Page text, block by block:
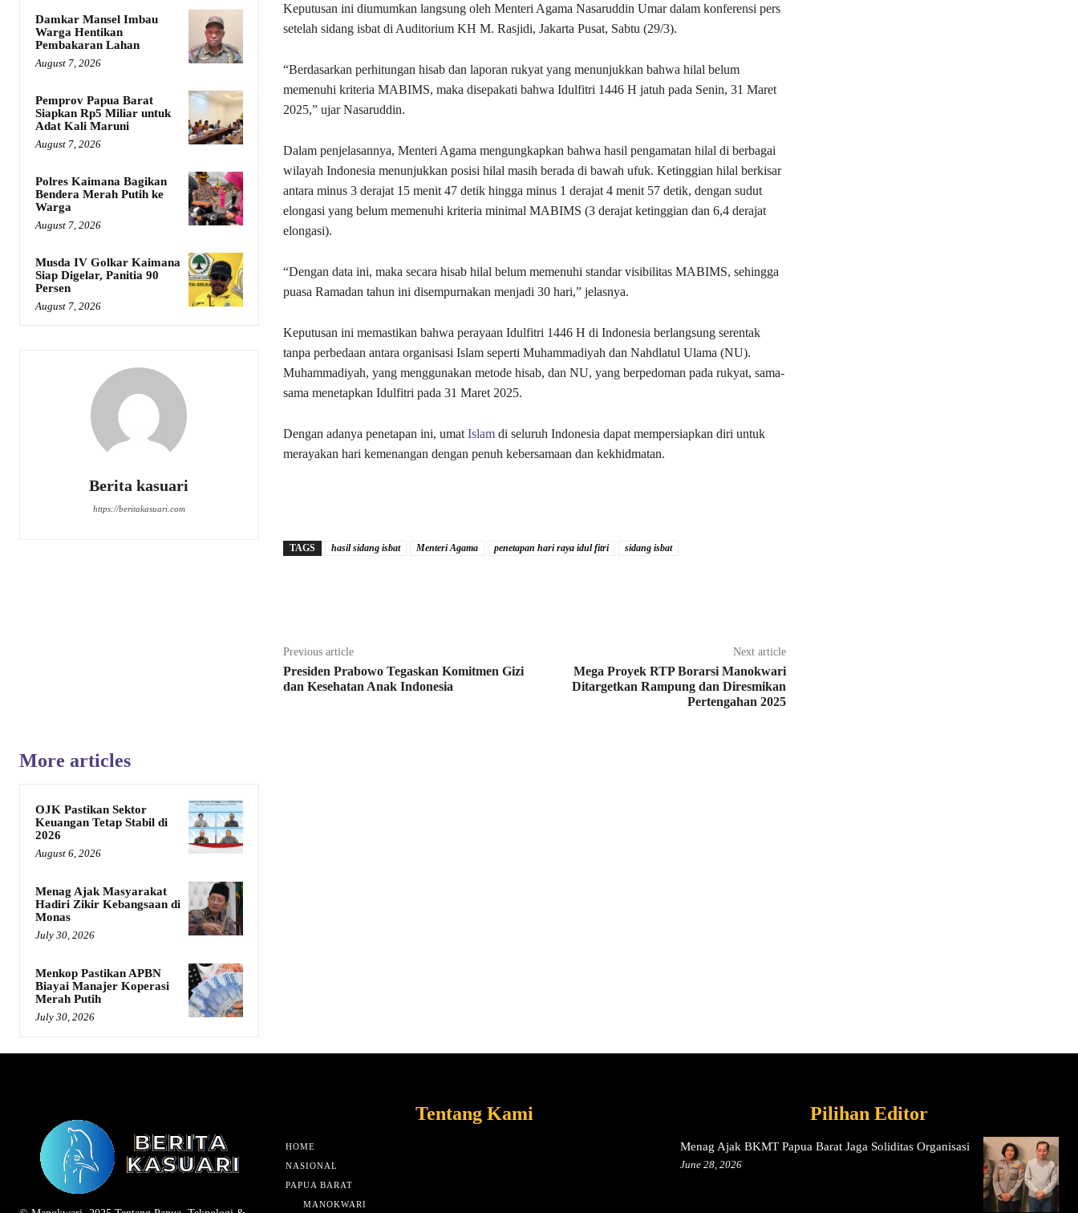
Damkar Mansel Imbau
Warga Hentikan
Pembakaran Lahan
August 7, 2026
Pemprov Papua Barat
Siapkan Rp5 Miliar untuk
Adat Kali Maruni
August 7, 2026
Polres Kaimana Bagikan
Bendera Merah Putih ke
Warga
August 7, 2026
Musda IV Golkar Kaimana
Siap Digelar, Panitia 90
Persen
August 7, 2026
Berita kasuari
https://beritakasuari.com
Keputusan ini diumumkan langsung oleh Menteri Agama Nasaruddin Umar dalam konferensi pers
setelah sidang isbat di Auditorium KH M. Rasjidi, Jakarta Pusat, Sabtu (29/3).
“Berdasarkan perhitungan hisab dan laporan rukyat yang menunjukkan bahwa hilal belum
memenuhi kriteria MABIMS, maka disepakati bahwa Idulfitri 1446 H jatuh pada Senin, 31 Maret
2025,” ujar Nasaruddin.
Dalam penjelasannya, Menteri Agama mengungkapkan bahwa hasil pengamatan hilal di berbagai
wilayah Indonesia menunjukkan posisi hilal masih berada di bawah ufuk. Ketinggian hilal berkisar
antara minus 3 derajat 15 menit 47 detik hingga minus 1 derajat 4 menit 57 detik, dengan sudut
elongasi yang belum memenuhi kriteria minimal MABIMS (3 derajat ketinggian dan 6,4 derajat
elongasi).
“Dengan data ini, maka secara hisab hilal belum memenuhi standar visibilitas MABIMS, sehingga
puasa Ramadan tahun ini disempurnakan menjadi 30 hari,” jelasnya.
Keputusan ini memastikan bahwa perayaan Idulfitri 1446 H di Indonesia berlangsung serentak
tanpa perbedaan antara organisasi Islam seperti Muhammadiyah dan Nahdlatul Ulama (NU).
Muhammadiyah, yang menggunakan metode hisab, dan NU, yang berpedoman pada rukyat, sama-
sama menetapkan Idulfitri pada 31 Maret 2025.
Dengan adanya penetapan ini, umat Islamdi seluruh Indonesia dapat mempersiapkan diri untuk
merayakan hari kemenangan dengan penuh kebersamaan dan kekhidmatan.
TAGS hasil sidang isbat Menteri Agama penetapan hari raya idul fitri sidang isbat
Previous article
Presiden Prabowo Tegaskan Komitmen Gizi
dan Kesehatan Anak Indonesia
Next article
Mega Proyek RTP Borarsi Manokwari
Ditargetkan Rampung dan Diresmikan
Pertengahan 2025
More articles
OJK Pastikan Sektor
Keuangan Tetap Stabil di
2026
August 6, 2026
Menag Ajak Masyarakat
Hadiri Zikir Kebangsaan di
Monas
July 30, 2026
Menkop Pastikan APBN
Biayai Manajer Koperasi
Merah Putih
July 30, 2026
Tentang Kami
HOME
NASIONAL
PAPUA BARAT
MANOKWARI
Pilihan Editor
Menag Ajak BKMT Papua Barat Jaga Soliditas Organisasi
June 28, 2026